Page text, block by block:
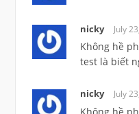
nicky July
Không hề
test là biết
nicky July
Không hề